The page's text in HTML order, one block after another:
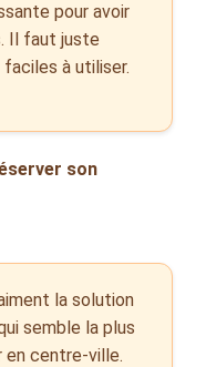
pour avoir
Il faut juste
à utiliser.
son
la solution
semble la plus
en centre-ville.